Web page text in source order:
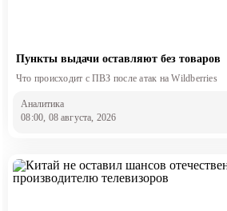
Пункты выдачи оставляют без товаров
Что происходит с ПВЗ после атак на Wildberries
Аналитика
08:00, 08 августа, 2026